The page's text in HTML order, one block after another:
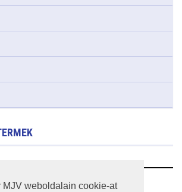
MJV weboldalain cookie-at